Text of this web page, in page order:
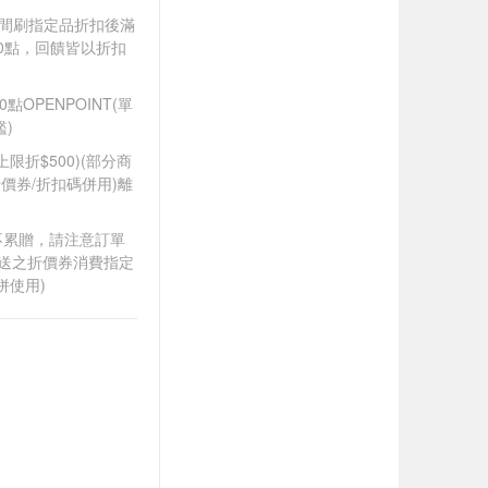
刷指定品折扣後滿
，回饋皆以折扣
點OPENPOINT(單
)
限折$500)(部分商
券/折扣碼併用)離
贈，請注意訂單
之折價券消費指定
使用)